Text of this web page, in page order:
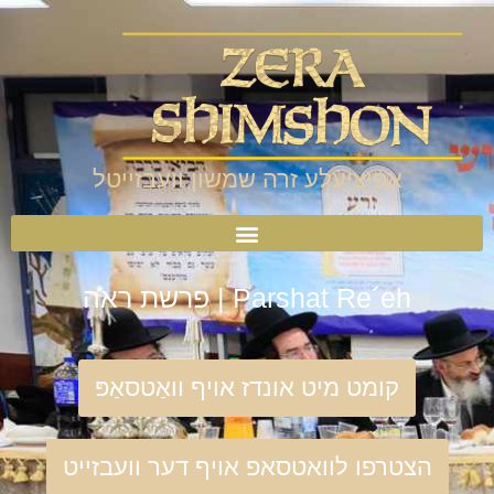
אפיציעלע זרה שמשון וועבזייטל
Parshat Re´eh | פרשת ראה
קומט מיט אונדז אויף וואַטסאַפּ
הצטרפו לוואטסאפ אויף דער וועבזייט